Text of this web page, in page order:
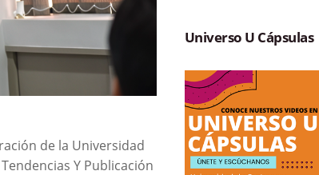
de la Universidad
Y Publicación
Universo U Cápsulas